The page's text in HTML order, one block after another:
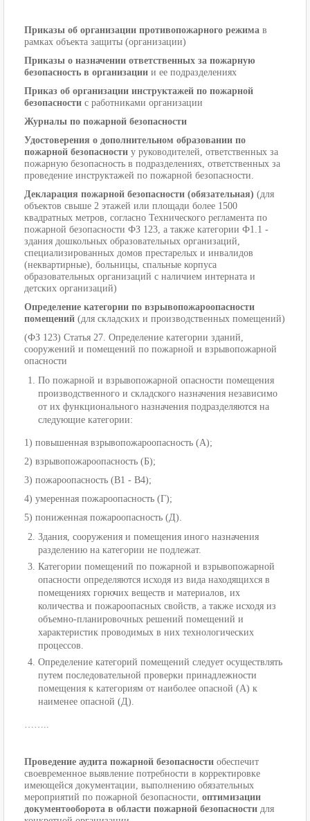
Приказы об организации противопожарного режима в
рамках объекта защиты (организации)
Приказы о назначении ответственных за пожарную
безопасность в организации и ее подразделениях
Приказ об организации инструктажей по пожарной
безопасности с работниками организации
Журналы по пожарной безопасности
Удостоверения о дополнительном образовании по
пожарной безопасности у руководителей, ответственных за
пожарную безопасность в подразделениях, ответственных за
проведение инструктажей по пожарной безопасности.
Декларация пожарной безопасности (обязательная) (для
объектов свыше 2 этажей или площади более 1500
квадратных метров, согласно Технического регламента по
пожарной безопасности ФЗ 123, а также категории Ф1.1 -
здания дошкольных образовательных организаций,
специализированных домов престарелых и инвалидов
(неквартирные), больницы, спальные корпуса
образовательных организаций с наличием интерната и
детских организаций)
Определение категории по взрывопожароопасности
помещений (для складских и производственных помещений)
(ФЗ 123) Статья 27. Определение категории зданий,
сооружений и помещений по пожарной и взрывопожарной
опасности
По пожарной и взрывопожарной опасности помещения
производственного и складского назначения независимо
от их функционального назначения подразделяются на
следующие категории:
1) повышенная взрывопожароопасность (А);
2) взрывопожароопасность (Б);
3) пожароопасность (В1 - В4);
4) умеренная пожароопасность (Г);
5) пониженная пожароопасность (Д).
Здания, сооружения и помещения иного назначения
разделению на категории не подлежат.
Категории помещений по пожарной и взрывопожарной
опасности определяются исходя из вида находящихся в
помещениях горючих веществ и материалов, их
количества и пожароопасных свойств, а также исходя из
объемно-планировочных решений помещений и
характеристик проводимых в них технологических
процессов.
Определение категорий помещений следует осуществлять
путем последовательной проверки принадлежности
помещения к категориям от наиболее опасной (А) к
наименее опасной (Д).
……..
Проведение аудита пожарной безопасности обеспечит
своевременное выявление потребности в корректировке
имеющейся документации, выполнению обязательных
мероприятий по пожарной безопасности, оптимизации
документооборота в области пожарной безопасности для